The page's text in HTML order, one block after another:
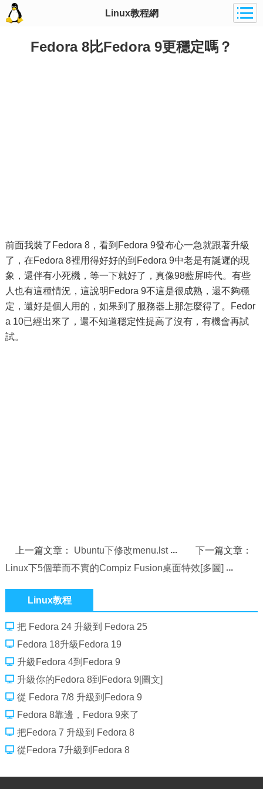
Linux教程網
Fedora 8比Fedora 9更穩定嗎？
前面我裝了Fedora 8，看到Fedora 9發布心一急就跟著升級
了，在Fedora 8裡用得好好的到Fedora 9中老是有誕遲的現
象，還伴有小死機，等一下就好了，真像98藍屏時代。有些
人也有這種情況，這說明Fedora 9不這是很成熟，還不夠穩
定，還好是個人用的，如果到了服務器上那怎麼得了。Fedor
a 10已經出來了，還不知道穩定性提高了沒有，有機會再試
試。
上一篇文章： Ubuntu下修改menu.lst
下一篇文章：
Linux下5個華而不實的Compiz Fusion桌面特效[多圖]
Linux教程
把 Fedora 24 升級到 Fedora 25
Fedora 18升級Fedora 19
升級Fedora 4到Fedora 9
升級你的Fedora 8到Fedora 9[圖文]
從 Fedora 7/8 升級到Fedora 9
Fedora 8靠邊，Fedora 9來了
把Fedora 7 升級到 Fedora 8
從Fedora 7升級到Fedora 8